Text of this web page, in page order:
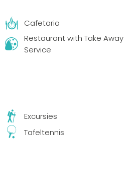
Cafetaria
Restaurant with Take Away
Service
Excursies
Tafeltennis